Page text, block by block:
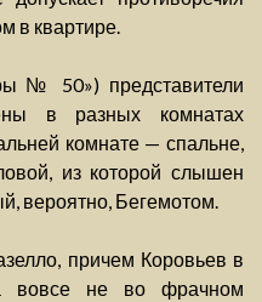
в квартире.
№ 50») представители
в разных комнатах
комнате — спальне,
из которой слышен
вероятно, Бегемотом.
причем Коровьев в
вовсе не во фрачном